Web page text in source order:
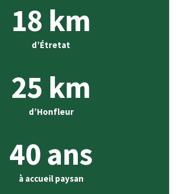
18 km
d’Étretat
25 km
d’Honfleur
40 ans
à accueil paysan